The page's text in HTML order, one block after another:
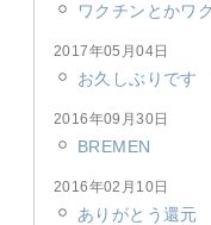
ワクチンとかワ
2017年05月04日
お久しぶりです
2016年09月30日
BREMEN
2016年02月10日
ありがとう還元